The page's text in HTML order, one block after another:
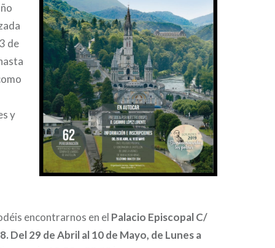
de
y
encontrarnos en el Palacio Episcopal C/
Del 29 de Abril al 10 de Mayo, de Lunes a